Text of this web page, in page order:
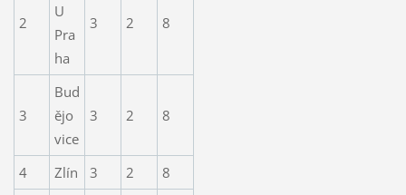
2
U
Pra
ha
3 2 8
3
Bud
ějo
vice
3 2 8
4 Zlín 3 2 8